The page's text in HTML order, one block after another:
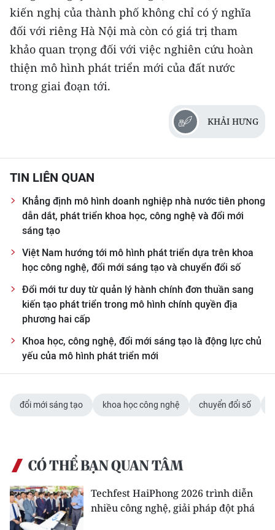
kiến nghị của thành phố không chỉ có ý nghĩa
đối với riêng Hà Nội mà còn có giá trị tham
khảo quan trọng đối với việc nghiên cứu hoàn
thiện mô hình phát triển mới của đất nước
trong giai đoạn tới.
KHẢI HƯNG
TIN LIÊN QUAN
Khẳng định mô hình doanh nghiệp nhà nước tiên phong
dẫn dắt, phát triển khoa học, công nghệ và đổi mới
sáng tạo
Việt Nam hướng tới mô hình phát triển dựa trên khoa
học công nghệ, đổi mới sáng tạo và chuyển đổi số
Đổi mới tư duy từ quản lý hành chính đơn thuần sang
kiến tạo phát triển trong mô hình chính quyền địa
phương hai cấp
Khoa học, công nghệ, đổi mới sáng tạo là động lực chủ
yếu của mô hình phát triển mới
đổi mới sáng tạo khoa học công nghệ chuyển đổi số
CÓ THỂ BẠN QUAN TÂM
Techfest HaiPhong 2026 trình diễn
nhiều công nghệ, giải pháp đột phá